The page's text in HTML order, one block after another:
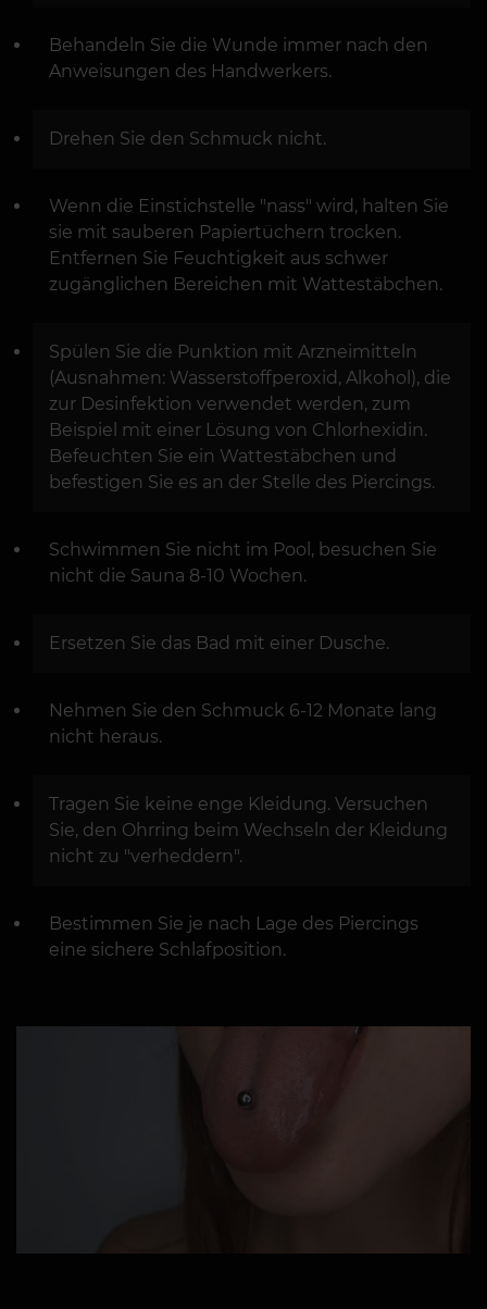
Behandeln Sie die Wunde immer nach den
Anweisungen des Handwerkers.
Drehen Sie den Schmuck nicht.
Wenn die Einstichstelle "nass" wird, halten Sie
sie mit sauberen Papiertüchern trocken.
Entfernen Sie Feuchtigkeit aus schwer
zugänglichen Bereichen mit Wattestäbchen.
Spülen Sie die Punktion mit Arzneimitteln
(Ausnahmen: Wasserstoffperoxid, Alkohol), die
zur Desinfektion verwendet werden, zum
Beispiel mit einer Lösung von Chlorhexidin.
Befeuchten Sie ein Wattestäbchen und
befestigen Sie es an der Stelle des Piercings.
Schwimmen Sie nicht im Pool, besuchen Sie
nicht die Sauna 8-10 Wochen.
Ersetzen Sie das Bad mit einer Dusche.
Nehmen Sie den Schmuck 6-12 Monate lang
nicht heraus.
Tragen Sie keine enge Kleidung. Versuchen
Sie, den Ohrring beim Wechseln der Kleidung
nicht zu "verheddern".
Bestimmen Sie je nach Lage des Piercings
eine sichere Schlafposition.